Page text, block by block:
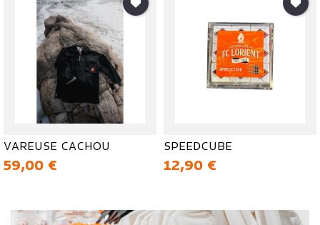
VAREUSE CACHOU
Prix
59,00 €
SPEEDCUBE
Prix
12,90 €